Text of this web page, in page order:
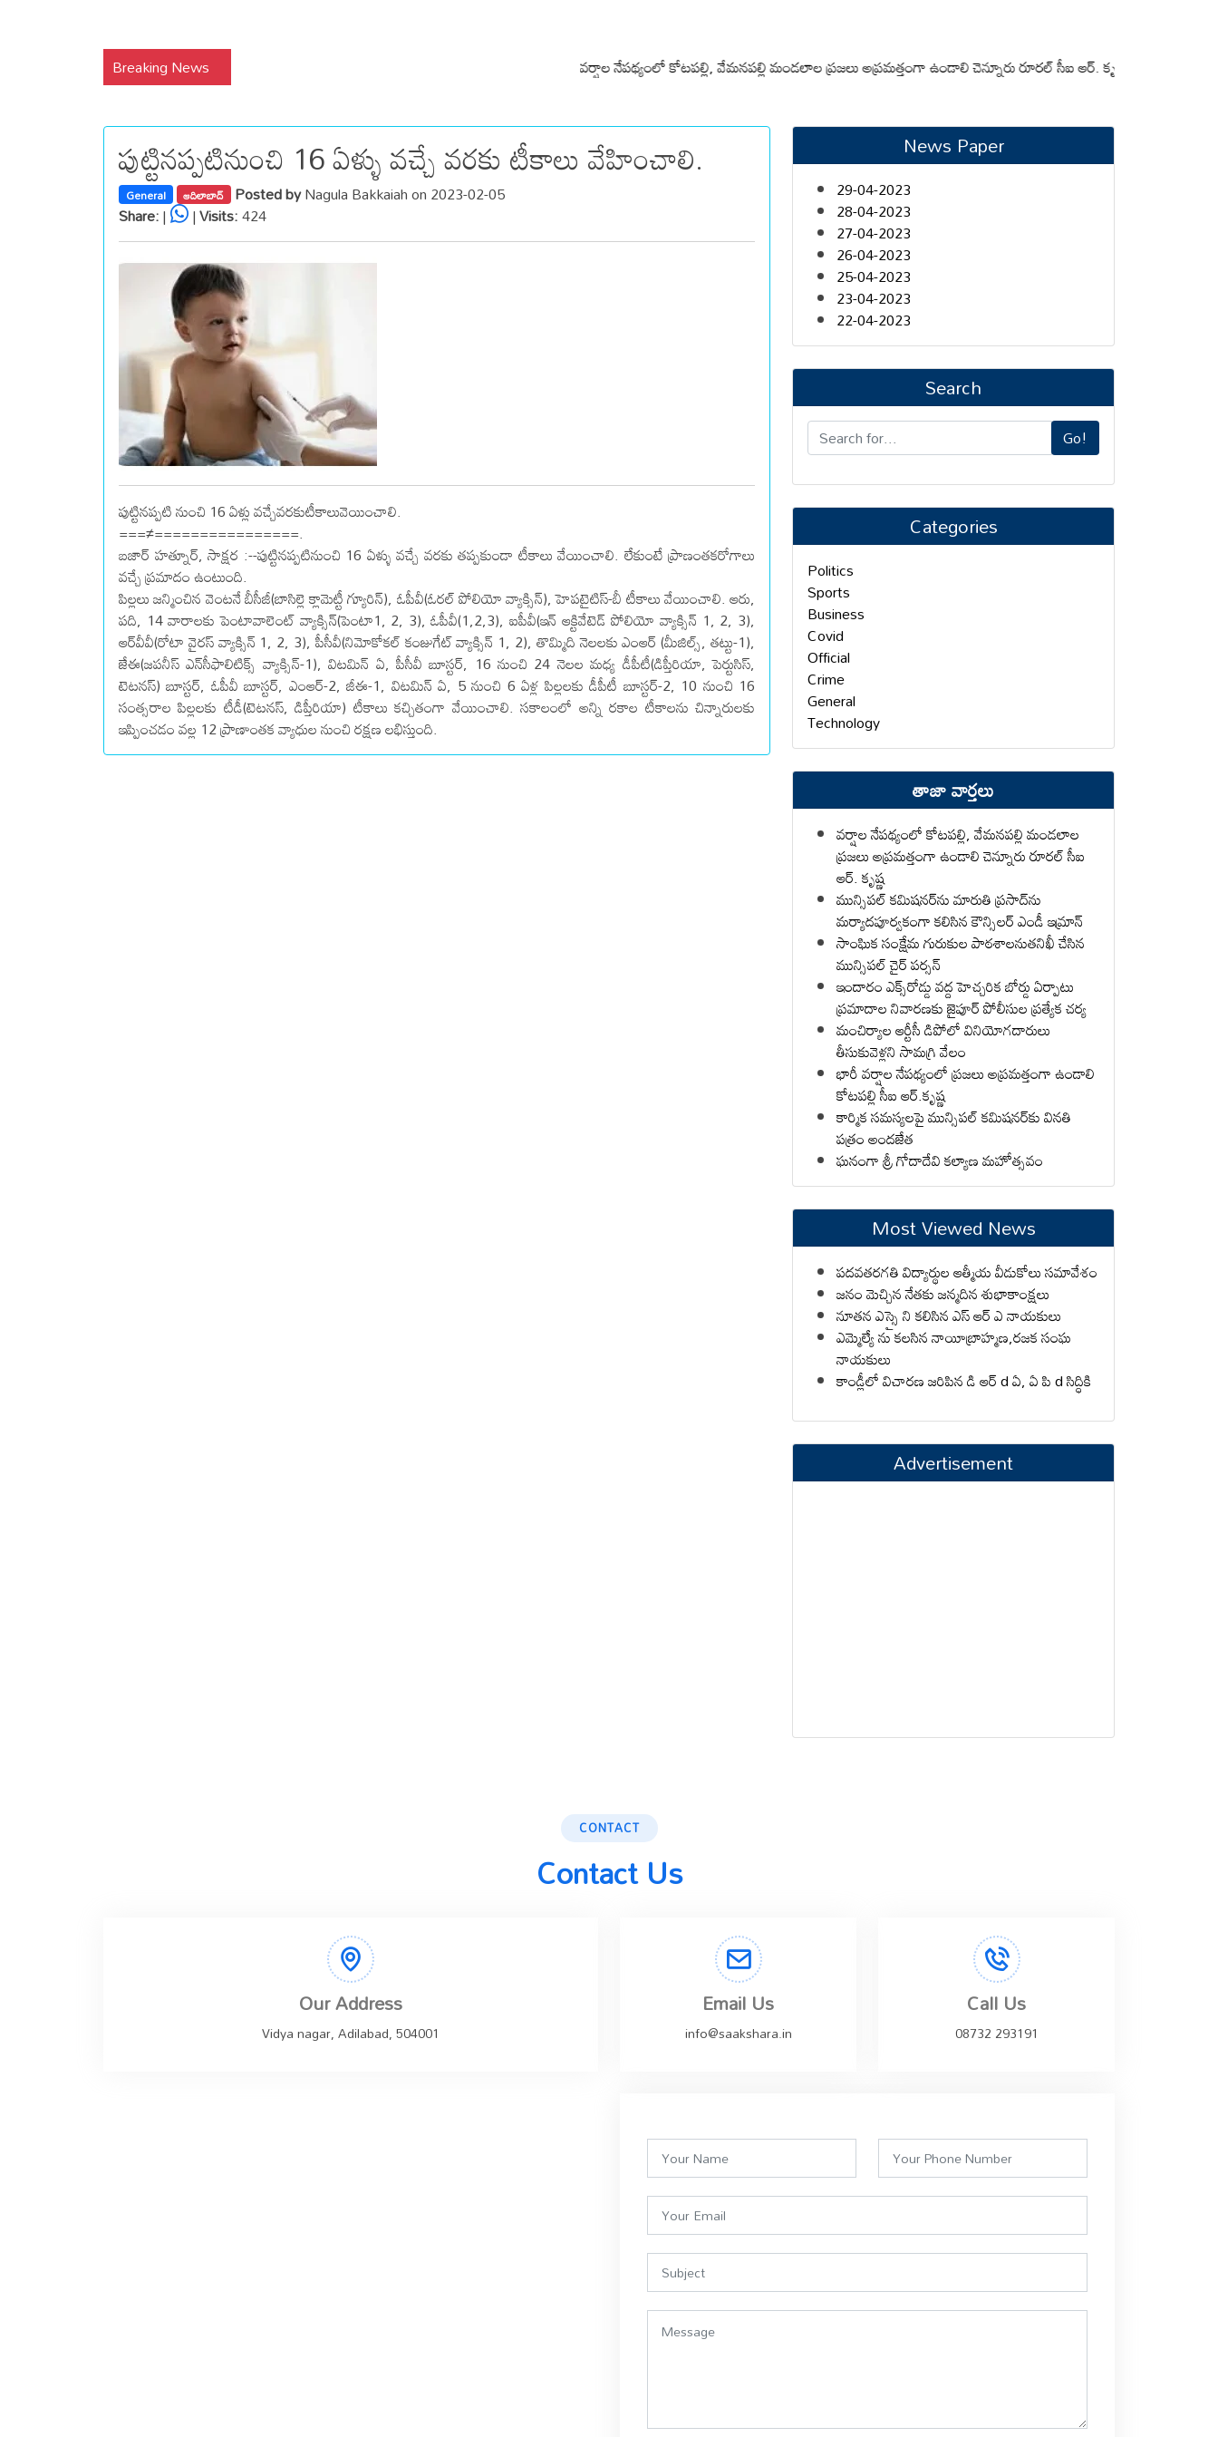
Breaking News వర్షాల నేపథ్యంలో కోటపల్లి, వేమనపల్లి మండలాల ప్రజలు అప్రమత్తంగా ఉండాలి చెన్నూరు రూరల్ సీఐ ఆర్. కృష్ణ మున్సిపల్ కమిషనర్‌ను
పుట్టినప్పటినుంచి 16 ఏళ్ళు వచ్చే వరకు టీకాలు వేహించాలి.
General ఆదిలాబాద్ Posted byNagula Bakkaiah on 2023-02-05
Share:| |Visits:424
పుట్టినప్పటి నుంచి 16 ఏళ్లు వచ్చేవరకుటీకాలువెయించాలి.
===≠================.
బజార్ హత్నూర్, సాక్షర :--పుట్టినప్పటినుంచి 16 ఏళ్ళు వచ్చే వరకు తప్పకుండా టీకాలు వేయించాలి. లేకుంటే ప్రాణంతకరోగాలు
వచ్చే ప్రమాదం ఉంటుంది.
పిల్లలు జన్మించిన వెంటనే బీసీజీ(బాసిల్లె క్లామెట్టీ గ్యూరిన్‌), ఓపీవీ(ఓరల్‌ పోలియో వ్యాక్సిన్‌), హెపటైటిస్‌-బీ టీకాలు వేయించాలి. ఆరు,
పది, 14 వారాలకు పెంటావాలెంట్ వ్యాక్సిన్‌(పెంటా1, 2, 3), ఓపీవీ(1,2,3), ఐపీవీ(ఇన్‌ ఆక్టివేటెడ్‌ పోలియో వ్యాక్సిన్‌ 1, 2, 3),
ఆర్‌వీవీ(రోటా వైరస్‌ వ్యాక్సిన్‌ 1, 2, 3), పీసీవీ(నిమోకోకల్‌ కంజుగేట్‌ వ్యాక్సిన్‌ 1, 2), తొమ్మిది నెలలకు ఎంఆర్‌ (మీజిల్స్‌, తట్టు-1),
జేఈ(జపనీస్‌ ఎన్‌సీఫాలిటిక్స్‌ వ్యాక్సిన్‌-1), విటమిన్‌ ఏ, పీసీవీ బూస్టర్‌, 16 నుంచి 24 నెలల మధ్య డీపీటీ(డిప్తీరియా, పెర్టుసిస్‌,
టెటనస్‌) బూస్టర్‌, ఓపీవీ బూస్టర్‌, ఎంఆర్‌-2, జీఈ-1, విటమిన్‌ ఏ, 5 నుంచి 6 ఏళ్ల పిల్లలకు డీపీటీ బూస్టర్‌-2, 10 నుంచి 16
సంత్సరాల పిల్లలకు టీడీ(టెటనస్‌, డిప్తీరియా) టీకాలు కచ్చితంగా వేయించాలి. సకాలంలో అన్ని రకాల టీకాలను చిన్నారులకు
ఇప్పించడం వల్ల 12 ప్రాణాంతక వ్యాధుల నుంచి రక్షణ లభిస్తుంది.
News Paper
29-04-2023
28-04-2023
27-04-2023
26-04-2023
25-04-2023
23-04-2023
22-04-2023
Search
Go!
Categories
Politics
Sports
Business
Covid
Official
Crime
General
Technology
తాజా వార్తలు
వర్షాల నేపథ్యంలో కోటపల్లి, వేమనపల్లి మండలాల
ప్రజలు అప్రమత్తంగా ఉండాలి చెన్నూరు రూరల్ సీఐ
ఆర్. కృష్ణ
మున్సిపల్ కమిషనర్‌ను మారుతి ప్రసాద్‌ను
మర్యాదపూర్వకంగా కలిసిన కౌన్సిలర్ ఎండీ ఇమ్రాన్ ​
సాంఘిక సంక్షేమ గురుకుల పాఠశాలనుతనిఖీ చేసిన
మున్సిపల్ చైర్ పర్సన్
ఇందారం ఎక్స్‌రోడ్డు వద్ద హెచ్చరిక బోర్డు ఏర్పాటు
ప్రమాదాల నివారణకు జైపూర్ పోలీసుల ప్రత్యేక చర్య
మంచిర్యాల ఆర్టీసీ డిపోలో వినియోగదారులు
తీసుకువెళ్లని సామగ్రి వేలం
భారీ వర్షాల నేపథ్యంలో ప్రజలు అప్రమత్తంగా ఉండాలి
కోటపల్లి సీఐ ఆర్.కృష్ణ
కార్మిక సమస్యలపై మున్సిపల్ కమిషనర్‌కు వినతి
పత్రం అందజేత
ఘనంగా శ్రీ గోదాదేవి కల్యాణ మహోత్సవం
Most Viewed News
పదవతరగతి విద్యార్థుల ఆత్మీయ వీడుకోలు సమావేశం
జనం మెచ్చిన నేతకు జన్మదిన శుభాకాంక్షలు
నూతన ఎస్సై ని కలిసిన ఎస్ ఆర్ ఎ నాయకులు
ఎమ్మెల్యే ను కలసిన నాయీబ్రాహ్మణ,రజక సంఘ
నాయకులు
కాండ్లీలో విచారణ జరిపిన డి ఆర్ d ఏ, ఏ పి d సిద్ధికి
Advertisement
CONTACT
Contact Us
Our Address
Vidya nagar, Adilabad, 504001
Email Us
info@saakshara.in
Call Us
08732 293191